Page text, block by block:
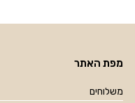
מפת האתר
משלוחים